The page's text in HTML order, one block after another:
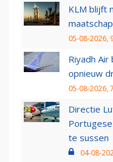
KLM blijft
05-08-2026,
Riyadh
opnieuw
05-08-2026,
Directie
te sussen
04-08-